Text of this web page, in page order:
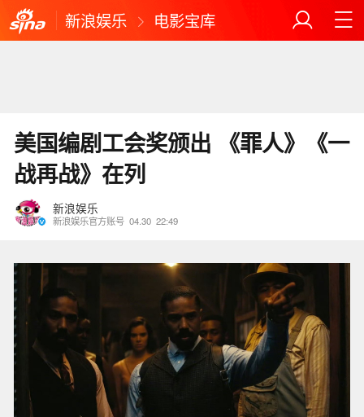
新浪娱乐 电影宝库
美国编剧工会奖颁出 《罪人》《一
战再战》在列
新浪娱乐
新浪娱乐官方账号 04.30 22:49